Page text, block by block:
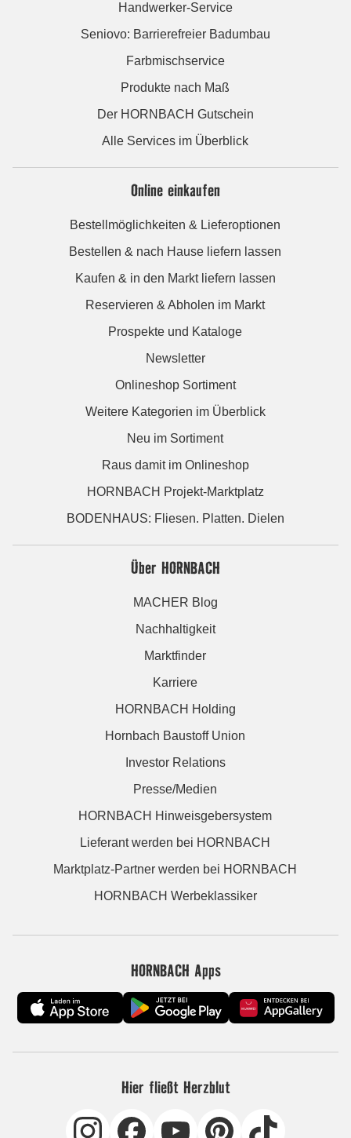
Handwerker-Service
Seniovo: Barrierefreier Badumbau
Farbmischservice
Produkte nach Maß
Der HORNBACH Gutschein
Alle Services im Überblick
Online einkaufen
Bestellmöglichkeiten & Lieferoptionen
Bestellen & nach Hause liefern lassen
Kaufen & in den Markt liefern lassen
Reservieren & Abholen im Markt
Prospekte und Kataloge
Newsletter
Onlineshop Sortiment
Weitere Kategorien im Überblick
Neu im Sortiment
Raus damit im Onlineshop
HORNBACH Projekt-Marktplatz
BODENHAUS: Fliesen. Platten. Dielen
Über HORNBACH
MACHER Blog
Nachhaltigkeit
Marktfinder
Karriere
HORNBACH Holding
Hornbach Baustoff Union
Investor Relations
Presse/Medien
HORNBACH Hinweisgebersystem
Lieferant werden bei HORNBACH
Marktplatz-Partner werden bei HORNBACH
HORNBACH Werbeklassiker
HORNBACH Apps
Hier fließt Herzblut